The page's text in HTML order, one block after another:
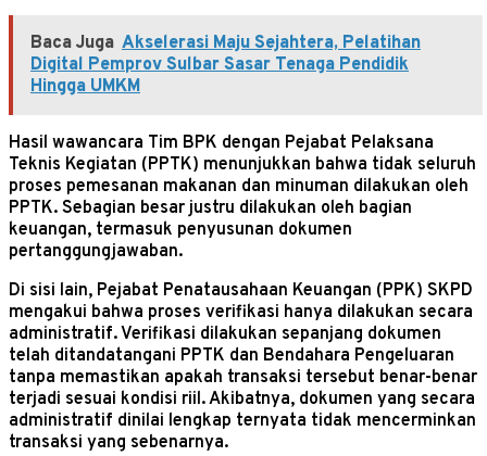
Baca Juga Akselerasi Maju Sejahtera, Pelatihan
Digital Pemprov Sulbar Sasar Tenaga Pendidik
Hingga UMKM
Hasil wawancara Tim BPK dengan Pejabat Pelaksana
Teknis Kegiatan (PPTK) menunjukkan bahwa tidak seluruh
proses pemesanan makanan dan minuman dilakukan oleh
PPTK. Sebagian besar justru dilakukan oleh bagian
keuangan, termasuk penyusunan dokumen
pertanggungjawaban.
Di sisi lain, Pejabat Penatausahaan Keuangan (PPK) SKPD
mengakui bahwa proses verifikasi hanya dilakukan secara
administratif. Verifikasi dilakukan sepanjang dokumen
telah ditandatangani PPTK dan Bendahara Pengeluaran
tanpa memastikan apakah transaksi tersebut benar-benar
terjadi sesuai kondisi riil. Akibatnya, dokumen yang secara
administratif dinilai lengkap ternyata tidak mencerminkan
transaksi yang sebenarnya.